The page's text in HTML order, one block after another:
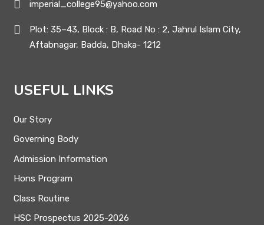
imperial_college95@yahoo.com
Plot: 35–43, Block : B, Road No : 2, Jahrul Islam City,
Aftabnagar, Badda, Dhaka- 1212
USEFUL LINKS
Our Story
Governing Body
Admission Information
Hons Program
Class Routine
HSC Prospectus 2025-2026